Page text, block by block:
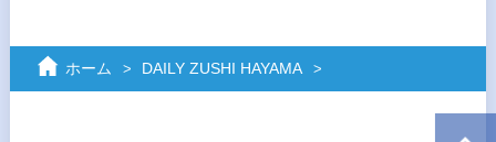
ホーム DAILY ZUSHI HAYAMA